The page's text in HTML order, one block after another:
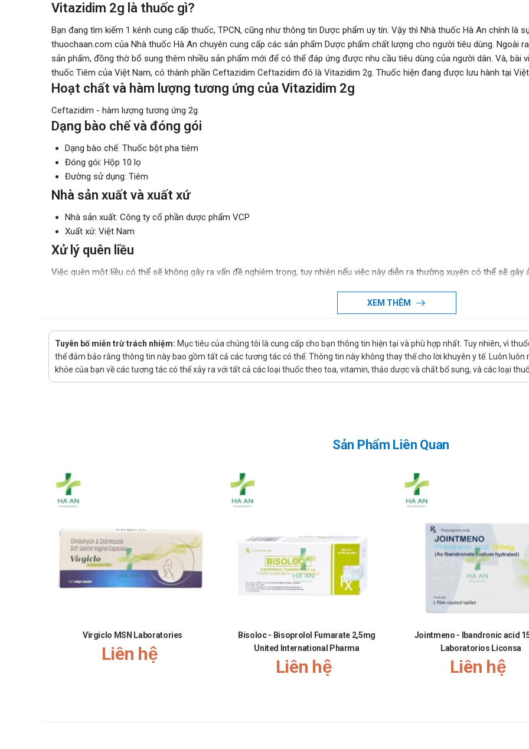
Vitazidim 2g là thuốc gì?
Bạn đang tìm kiếm 1 kênh cung cấp thuốc, TPCN, cũng như thông tin Dược phẩm uy tín. Vậy thì Nhà thuốc Hà An chính là
thuochaan.com của Nhà thuốc Hà An chuyên cung cấp các sản phẩm Dược phẩm chất lượng cho người tiêu dùng. Ngoài
sản phẩm, đồng thờ bổ sung thêm nhiều sản phẩm mới để có thể đáp ứng được nhu cầu tiêu dùng của người dân. Và, bài
thuốc Tiêm của Việt Nam, có thành phần Ceftazidim Ceftazidim đó là Vitazidim 2g. Thuốc hiện đang được lưu hành tại
Hoạt chất và hàm lượng tương ứng của Vitazidim 2g
Ceftazidim - hàm lượng tương ứng 2g
Dạng bào chế và đóng gói
Dạng bào chế: Thuốc bột pha tiêm
Đóng gói: Hộp 10 lọ
Đường sử dụng: Tiêm
Nhà sản xuất và xuất xứ
Nhà sản xuất: Công ty cổ phần dược phẩm VCP
Xuất xứ: Việt Nam
Xử lý quên liều
Việc quên một liều có thể sẽ không gây ra vấn đề nghiêm trọng, tuy nhiên nếu việc này diễn ra thường xuyên có thể sẽ gây
chỉ cần uống liều sắp đến. Và nếu như hay quên thì bạn có thể tạo nhắc nhở, báo thức nhắc uống thuốc bằng điện thoại
Dược phẩm đặc biệt là thuốc khi sử dụng quá liều có thể gây ra các tác dụng phụ không mong muốn, nghiêm trọng có thể
ý sử dụng đúng liều lượng được chỉ định. Khi quá liều cần theo dõi phản ứng của người dùng, nếu thấy có bất cứ phản ứng
người bệnh đi tới bệnh viện uy tín gần nhất để được sơ cứu kịp thời.
Ở đâu bán Vitazidim 2g chính hãng, uy tín?
vẻ và hạnh phúc!
XEM THÊM
Tuyên bố miễn trừ trách nhiệm: Mục tiêu của chúng tôi là cung cấp cho bạn thông tin hiện tại và phù hợp nhất. Tuy nhiên, vì
thể đảm bảo rằng thông tin này bao gồm tất cả các tương tác có thể. Thông tin này không thay thế cho lời khuyên y tế. Luôn
khỏe của bạn về các tương tác có thể xảy ra với tất cả các loại thuốc theo toa, vitamin, thảo dược và chất bổ sung, và các loại
Sản Phẩm Liên Quan
Virgiclo MSN Laboratories
Liên hệ
Bisoloc - Bisoprolol Fumarate 2,5mg
United International Pharma
Liên hệ
Jointmeno - Ibandronic acid
Laboratorios Liconsa
Liên hệ